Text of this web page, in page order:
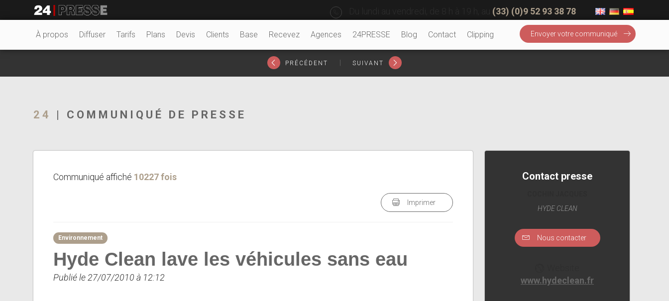
24Presse -
(33) (0)9 52 93 38 78
À propos Diffuser Tarifs Plans Devis Clients Base Recevez Agences 24PRESSE Blog Contact Clipping Envoyer votre communiqué
PRÉCÉDENT SUIVANT
24 | COMMUNIQUÉ DE PRESSE
Communiqué affiché 10227 fois
Imprimer
Environnement
Hyde Clean lave les véhicules sans eau
Publié le 27/07/2010 à 12:12
Contact presse
HYDE CLEAN
Nous contacter
www.hydeclean.fr